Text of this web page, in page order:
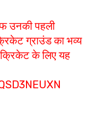
उनकी पहली
ग्राउंड का भव्य
क्रिकेट के लिए यह